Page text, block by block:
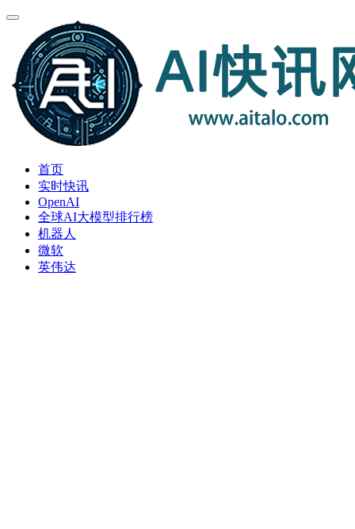
首页
实时快讯
OpenAI
全球AI大模型排行榜
机器人
微软
英伟达